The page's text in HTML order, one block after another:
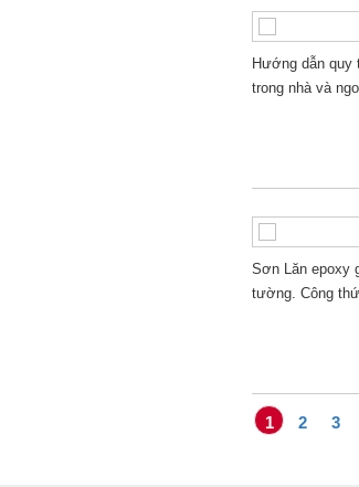
Hướng dẫn quy
trong nhà và
Sơn Lăn epoxy
tường. Công
1 2 3